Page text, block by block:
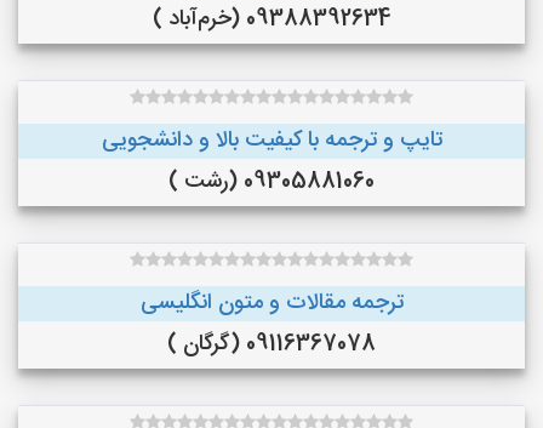
09388392634 (خرم‌آباد )
تایپ و ترجمه با کیفیت بالا و دانشجویی
09305881060 (رشت )
ترجمه مقالات و متون انگلیسی
09116367078 (گرگان )